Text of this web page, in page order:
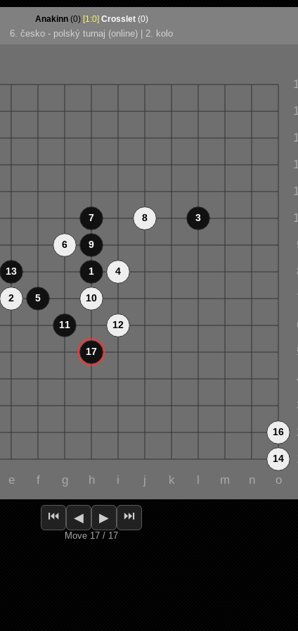
Anakinn(0)[1:0] Crosslet(0)
6. česko - polský turnaj (online) | 2. kolo
⏮ ◀ ▶ ⏭
Move 17 / 17